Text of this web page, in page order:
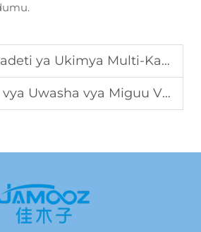
Ukimya Multi-Kazi Inaweza Kubadilisha Vifaa vya Uhasiano?
Vinavyotumia Hewa Vinaweza Kuboresha Upatikanaji wa Afya Gani?